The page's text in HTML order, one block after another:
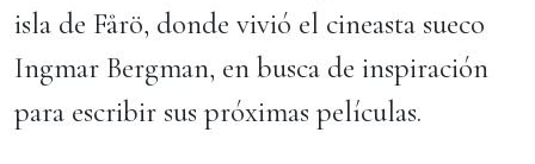
isla de Fårö, donde vivió el cineasta sueco
Ingmar Bergman, en busca de inspiración
para escribir sus próximas películas.